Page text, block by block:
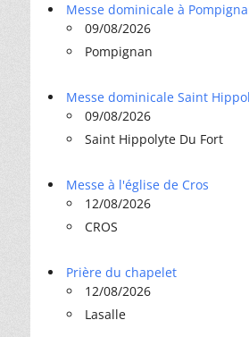
Messe dominicale à
09/08/2026
Pompignan
Messe dominicale Saint
09/08/2026
Saint Hippolyte Du Fort
Messe à l'église de Cros
12/08/2026
CROS
Prière du chapelet
12/08/2026
Lasalle